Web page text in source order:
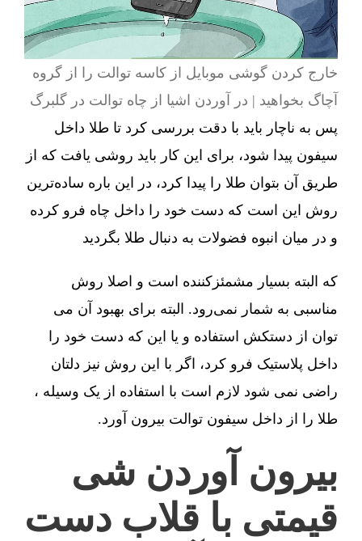
خارج کردن گوشی موبایل از کاسه توالت را از گروه
آچاگ بخواهید | در آوردن اشیا از چاه توالت در گلبرگ
پس به ناچار باید با دقت بررسی کرد تا طلا داخل
سیفون پیدا شود، برای این کار باید روشی یافت که از
طریق آن بتوان طلا را پیدا کرد، در این باره ساده‌ترین
روش این است که دست خود را داخل چاه فرو کرده
و در میان انبوه فضولات به دنبال طلا بگردید
که البته بسیار مشمئزکننده است و اصلا روش
مناسبی به شمار نمی‌رود. البته برای بهبود آن می
توان از دستکش استفاده و یا این که دست خود را
داخل پلاستیک فرو کرد، اگر با این روش نیز دلتان
راضی نمی شود لازم است با استفاده از یک وسیله ،
طلا را از داخل سیفون توالت بیرون آورد.
بیرون آوردن شی
قیمتی با قلاب دست